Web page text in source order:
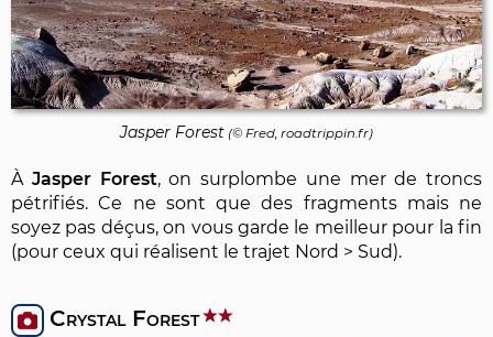
Jasper Forest (© Fred, roadtrippin.fr)
À Jasper Forest, on surplombe une mer de troncs
pétrifiés. Ce ne sont que des fragments mais ne
soyez pas déçus, on vous garde le meilleur pour la fin
(pour ceux qui réalisent le trajet Nord > Sud).
Crystal Forest